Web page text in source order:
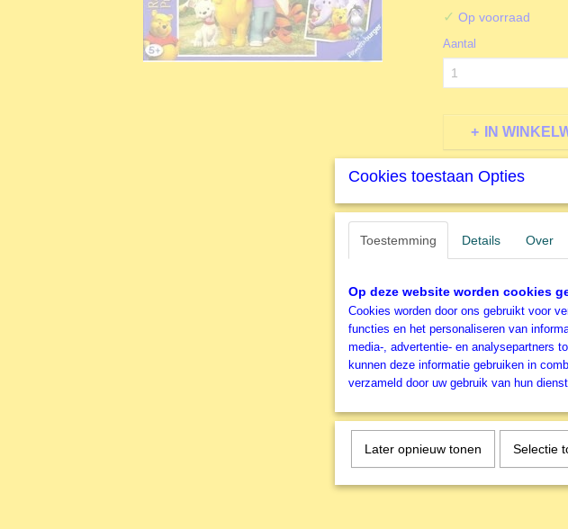
✓ Op voorraad
Aantal
IN
Specificaties
Productcode
EAN code
Productcode leverancier
3x49
Pooh
Cookies toestaan Opties
Toestemming Details Over
Op deze website worden cookies
Cookies worden door ons gebruikt voor
functies en het personaliseren van
media-, advertentie- en analysepartners
kunnen deze informatie gebruiken in
verzameld door uw gebruik van hun
Later opnieuw tonen Selectie